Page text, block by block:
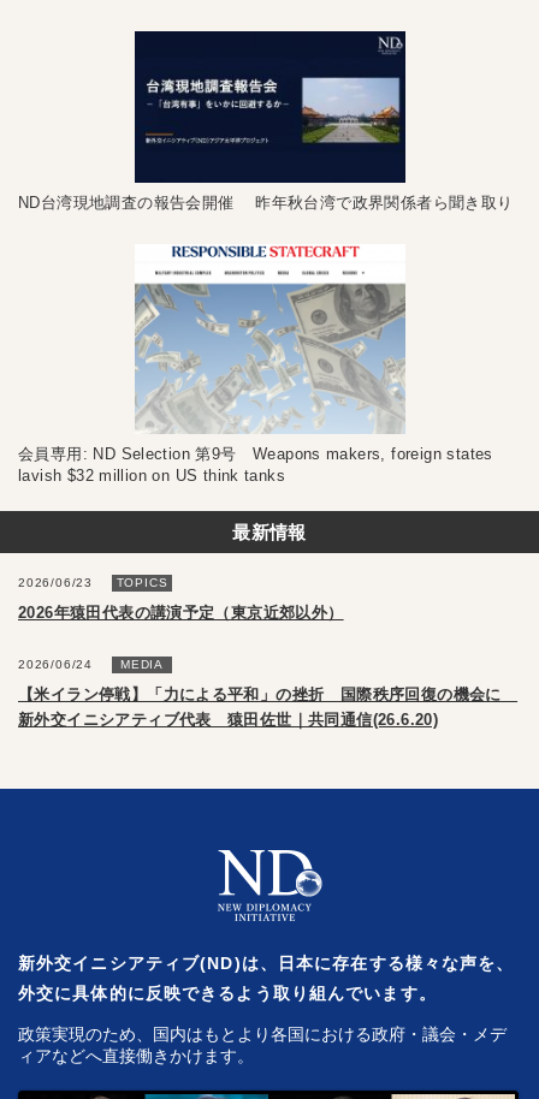
ND台湾現地調査の報告会開催 昨年秋台湾で政界関係者ら聞き取り
会員専用: ND Selection 第9号 Weapons makers, foreign states
lavish $32 million on US think tanks
最新情報
2026/06/23 TOPICS
2026年猿田代表の講演予定（東京近郊以外）
2026/06/24 MEDIA
【米イラン停戦】「力による平和」の挫折 国際秩序回復の機会に
新外交イニシアティブ代表 猿田佐世｜共同通信(26.6.20)
新外交イニシアティブ(ND)は、日本に存在する様々な声を、
外交に具体的に反映できるよう取り組んでいます。
政策実現のため、国内はもとより各国における政府・議会・メデ
ィアなどへ直接働きかけます。